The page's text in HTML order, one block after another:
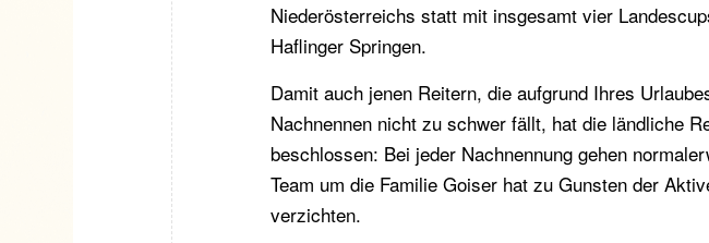
Niederösterreichs statt mit insgesamt vier
Haflinger Springen.
Damit auch jenen Reitern, die aufgrund Ihres
Nachnennen nicht zu schwer fällt, hat die ländliche
beschlossen: Bei jeder Nachnennung gehen
Team um die Familie Goiser hat zu Gunsten der
verzichten.